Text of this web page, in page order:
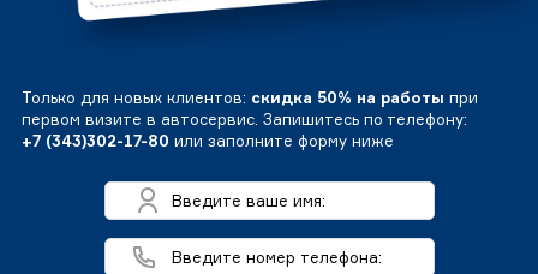
Только для новых клиентов: скидка 50% на работы при
первом визите в автосервис. Запишитесь по телефону:
+7 (343)302-17-80 или заполните форму ниже